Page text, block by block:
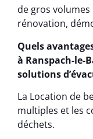
de gros
rénovation,
Quels
à Ranspach-le-
solutions
La Location de
multiples et les
déchets.